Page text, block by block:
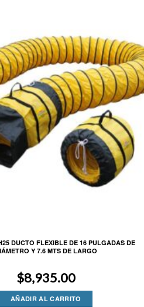
DUCTO FLEXIBLE DE 16 PULGADAS DE
Y 7.6 MTS DE LARGO
$8,935.00
AÑADIR AL CARRITO